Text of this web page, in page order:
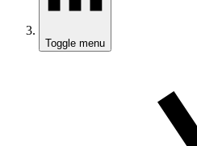
Toggle menu